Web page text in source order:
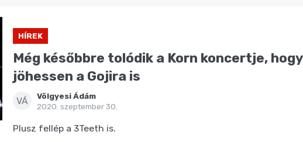
HÍREK
Még későbbre tolódik a Korn koncertje, hogy
jöhessen a Gojira is
VÁ
Völgyesi Ádám
2020. szeptember 30.
Plusz fellép a 3Teeth is.